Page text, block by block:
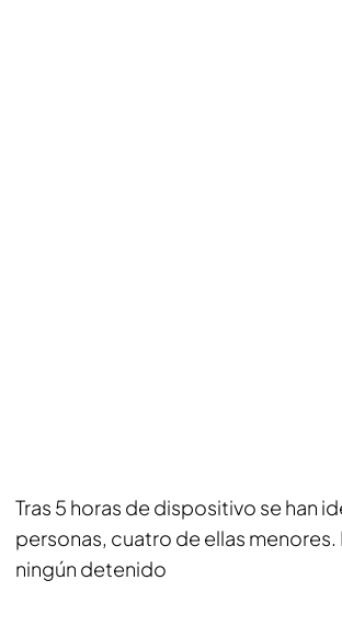
Tras 5 horas de dispositivo se han
personas, cuatro de ellas menores.
ningún detenido